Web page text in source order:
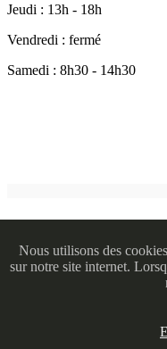
Jeudi : 13h - 18h
Vendredi : fermé
Samedi : 8h30 - 14h30
Nous utilisons des
sur notre site internet.